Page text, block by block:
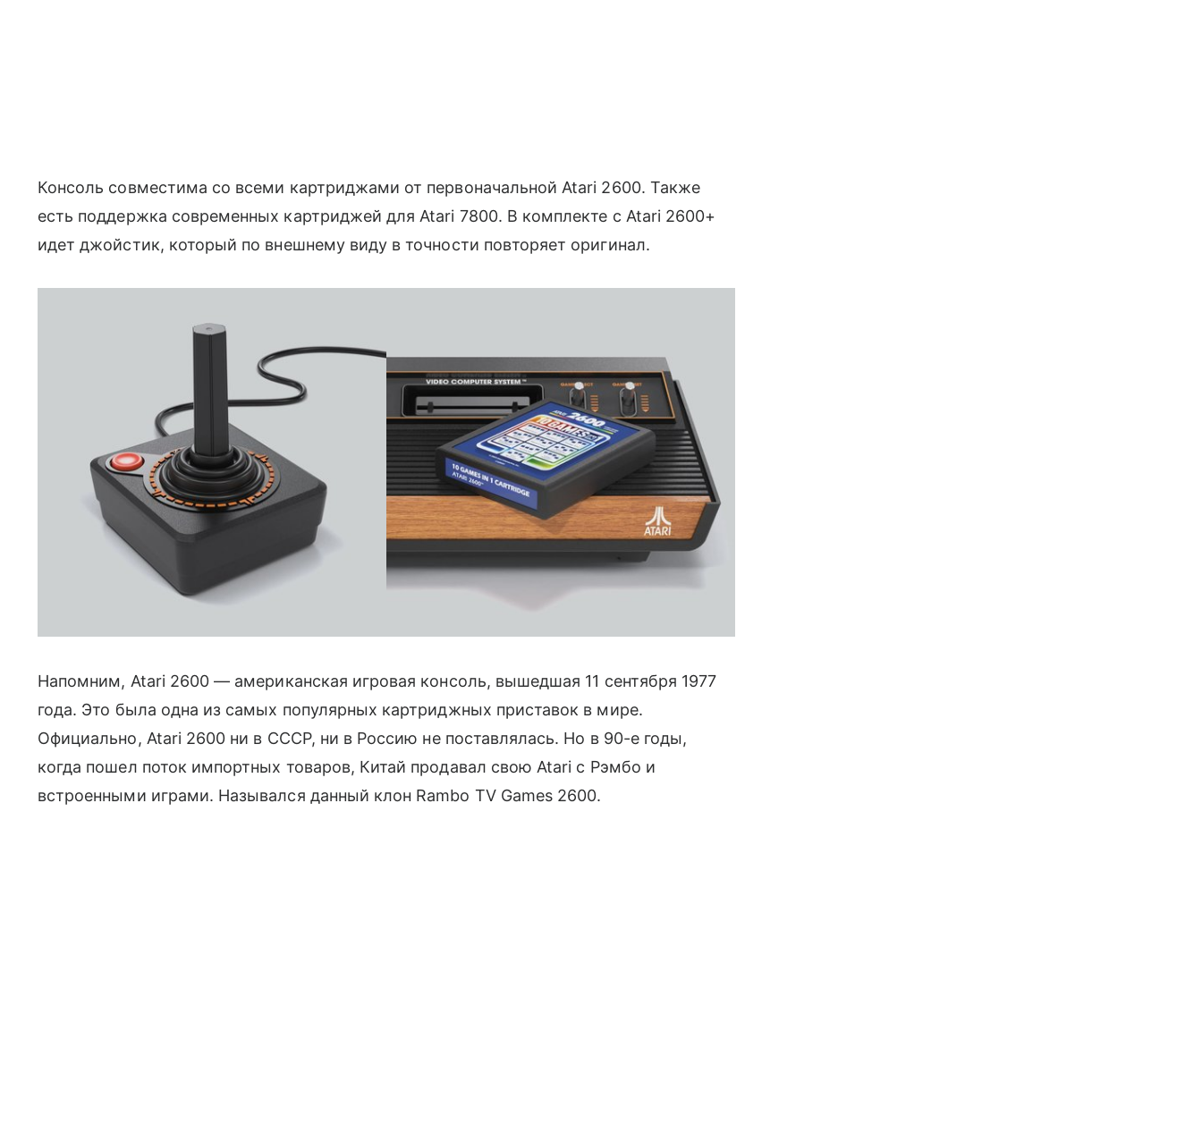
Консоль совместима со всеми картриджами от первоначальной Atari 2600. Также
есть поддержка современных картриджей для Atari 7800. В комплекте с Atari 2600+
идет джойстик, который по внешнему виду в точности повторяет оригинал.
Напомним, Atari 2600 — американская игровая консоль, вышедшая 11 сентября 1977
года. Это была одна из самых популярных картриджных приставок в мире.
Официально, Atari 2600 ни в СССР, ни в Россию не поставлялась. Но в 90-е годы,
когда пошел поток импортных товаров, Китай продавал свою Atari с Рэмбо и
встроенными играми. Назывался данный клон Rambo TV Games 2600.